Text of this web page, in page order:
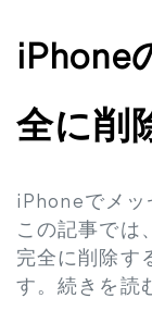
iPhone
全に削
iPhoneでメッ
この記事では
完全に削除す
す。続きを読